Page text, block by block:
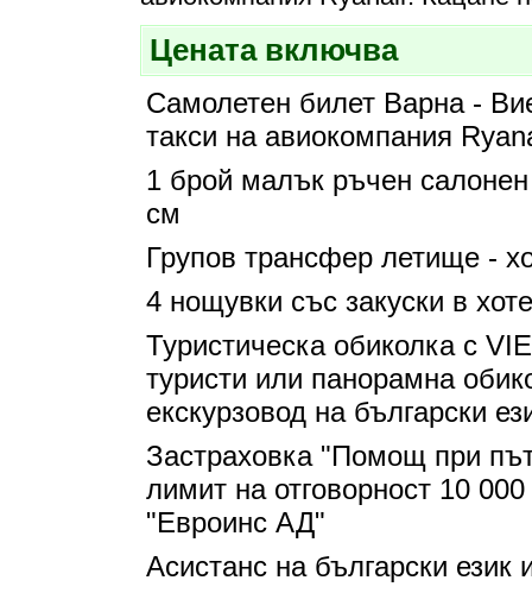
Цената включва
Самолетен билет Варна -
такси на авиокомпания
1 брой малък ръчен
см
Групов трансфер летище -
4 нощувки със закуски в
Туристическа обиколка с
туристи или панорамна
екскурзовод на български
Застраховка "Помощ при
лимит на отговорност 10
"Евроинс АД"
Асистанс на български език